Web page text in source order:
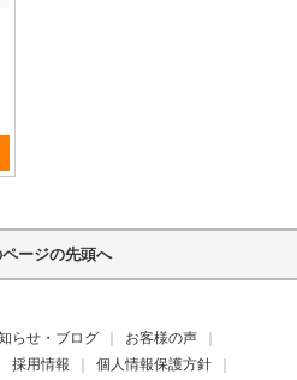
ページの先頭へ
らせ・ブログ
お客様の声
採用情報
個人情報保護方針